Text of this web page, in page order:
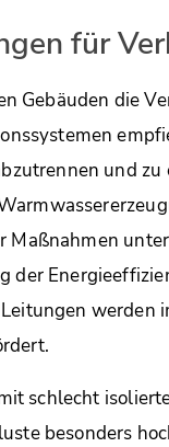
für
Gebäuden die
und
der
werden
schlecht
besonders